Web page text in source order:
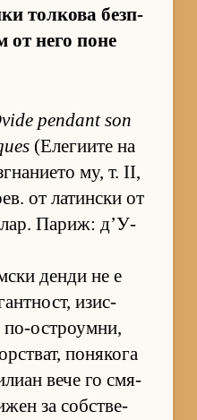
тол­кова без­п­
от него поне
pendant son
(Е­ле­ги­ите на
му, т. II,
от ла­тин­ски от
Па­риж: д’У­
денди не е
изис­
по-ос­т­ро­ум­ни,
по­ня­кога
вече го смя­
за соб­с­т­ве­